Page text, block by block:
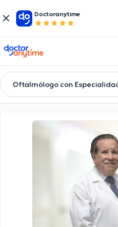
Doctoranytime
doctoranytime